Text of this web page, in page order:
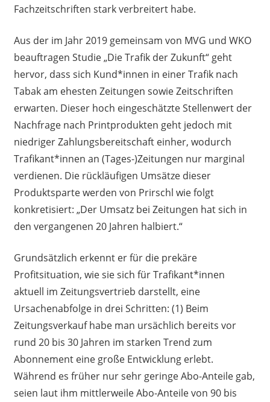
Fachzeitschriften stark verbreitert habe.
Aus der im Jahr 2019 gemeinsam von MVG und WKO
beauftragen Studie „Die Trafik der Zukunft“ geht
hervor, dass sich Kund*innen in einer Trafik nach
Tabak am ehesten Zeitungen sowie Zeitschriften
erwarten. Dieser hoch eingeschätzte Stellenwert der
Nachfrage nach Printprodukten geht jedoch mit
niedriger Zahlungsbereitschaft einher, wodurch
Trafikant*innen an (Tages-)Zeitungen nur marginal
verdienen. Die rückläufigen Umsätze dieser
Produktsparte werden von Prirschl wie folgt
konkretisiert: „Der Umsatz bei Zeitungen hat sich in
den vergangenen 20 Jahren halbiert.“
Grundsätzlich erkennt er für die prekäre
Profitsituation, wie sie sich für Trafikant*innen
aktuell im Zeitungsvertrieb darstellt, eine
Ursachenabfolge in drei Schritten: (1) Beim
Zeitungsverkauf habe man ursächlich bereits vor
rund 20 bis 30 Jahren im starken Trend zum
Abonnement eine große Entwicklung erlebt.
Während es früher nur sehr geringe Abo-Anteile gab,
seien laut ihm mittlerweile Abo-Anteile von 90 bis